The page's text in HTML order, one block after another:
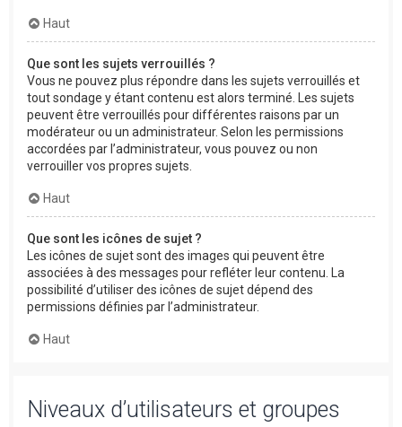
Haut
Que sont les sujets verrouillés ?
Vous ne pouvez plus répondre dans les sujets verrouillés et
tout sondage y étant contenu est alors terminé. Les sujets
peuvent être verrouillés pour différentes raisons par un
modérateur ou un administrateur. Selon les permissions
accordées par l’administrateur, vous pouvez ou non
verrouiller vos propres sujets.
Haut
Que sont les icônes de sujet ?
Les icônes de sujet sont des images qui peuvent être
associées à des messages pour refléter leur contenu. La
possibilité d’utiliser des icônes de sujet dépend des
permissions définies par l’administrateur.
Haut
Niveaux d’utilisateurs et groupes